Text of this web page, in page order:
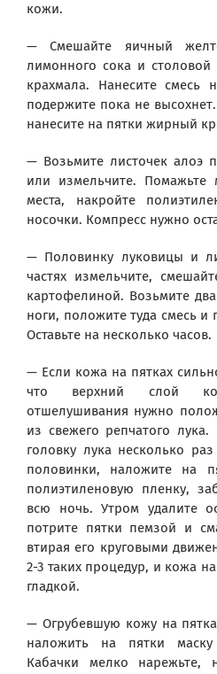
кожи.
— Смешайте яичный
лимонного сока и
крахмала. Нанесите смесь
подержите пока не
нанесите на пятки жирный
— Возьмите листочек алоэ
или измельчите.
места, накройте
носочки. Компресс нужно
— Половинку луковицы и
частях измельчите,
картофелиной. Возьмите
ноги, положите туда смесь и
Оставьте на несколько часов.
— Если кожа на пятках
что верхний слой
отшелушивания нужно
из свежего репчатого
головку лука несколько
половинки, наложите на
полиэтиленовую пленку,
всю ночь. Утром удалите
потрите пятки пемзой и
втирая его круговыми
2-3 таких процедур, и кожа
гладкой.
— Огрубевшую кожу на
наложить на пятки
Кабачки мелко